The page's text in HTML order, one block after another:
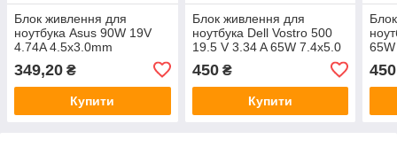
Блок живлення для
ноутбука Asus 90W 19V
4.74A 4.5x3.0mm
349,20 ₴
Купити
Блок живлення для
ноутбука Dell Vostro 500
19.5 V 3.34 A 65W 7.4x5.0
450₴
Купити
450